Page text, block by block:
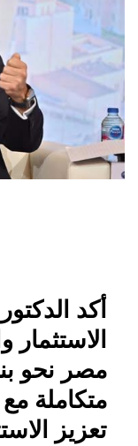
أكد
الاستثمار
مصر نحو
متكاملة
تعزيز